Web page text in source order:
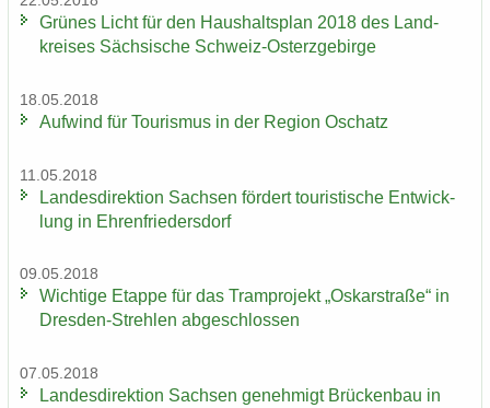
Grü­nes Licht für den Haus­halts­plan 2018 des Land­
krei­ses Säch­si­sche Schweiz-​Osterzgebirge
18.05.2018
Auf­wind für Tou­ris­mus in der Re­gi­on Oschatz
11.05.2018
Lan­des­di­rek­ti­on Sach­sen för­dert tou­ris­ti­sche Ent­wick­
lung in Eh­ren­frie­ders­dorf
09.05.2018
Wich­ti­ge Etap­pe für das Tram­pro­jekt „Os­kar­stra­ße“ in
Dresden-​Strehlen ab­ge­schlos­sen
07.05.2018
Lan­des­di­rek­ti­on Sach­sen ge­neh­migt Brü­cken­bau in